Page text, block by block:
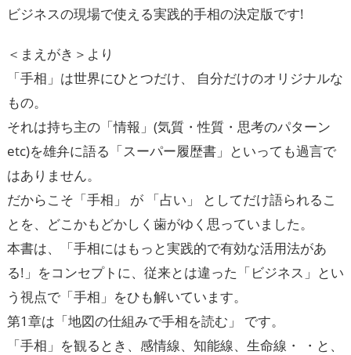
ビジネスの現場で使える実践的手相の決定版です!
＜まえがき＞より
「手相」は世界にひとつだけ、 自分だけのオリジナルな
もの。
それは持ち主の「情報」(気質・性質・思考のパターン
etc)を雄弁に語る「スーパー履歴書」といっても過言で
はありません。
だからこそ「手相」 が 「占い」 としてだけ語られるこ
とを、どこかもどかしく歯がゆく思っていました。
本書は、「手相にはもっと実践的で有効な活用法があ
る!」をコンセプトに、従来とは違った「ビジネス」とい
う視点で「手相」をひも解いています。
第1章は「地図の仕組みで手相を読む」 です。
「手相」を観るとき、感情線、知能線、生命線・ ・と、